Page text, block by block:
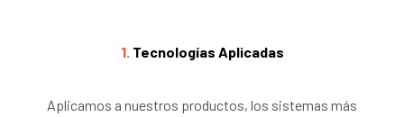
1. Tecnologías Aplicadas
Aplicamos a nuestros productos, los sistemas más